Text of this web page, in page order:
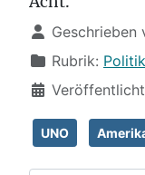
DetailsGeschrieben
Rubrik: Politik
UNO